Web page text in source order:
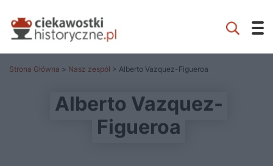
Strona Główna > Nasz zespół > Alberto Vazquez-Figueroa
Alberto Vazquez-
Figueroa